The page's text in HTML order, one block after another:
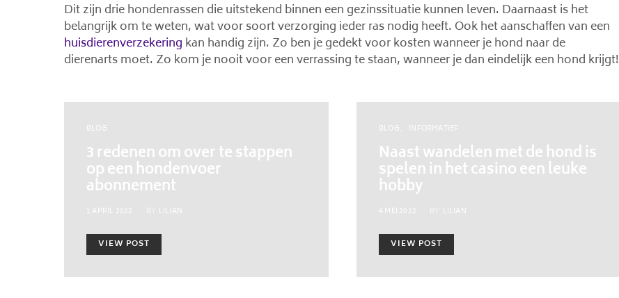
Dit zijn drie hondenrassen die uitstekend binnen een gezinssituatie kunnen leven. Daarnaast is het
belangrijk om te weten, wat voor soort verzorging ieder ras nodig heeft. Ook het aanschaffen van een
huisdierenverzekering kan handig zijn. Zo ben je gedekt voor kosten wanneer je hond naar de
dierenarts moet. Zo kom je nooit voor een verrassing te staan, wanneer je dan eindelijk een hond krijgt!
BLOG
3 redenen om over te stappen
op een hondenvoer
abonnement
POSTED
1 APRIL 2022 LILIAN
VIEW POST
BLOG INFORMATIEF
Naast wandelen met de hond is
spelen in het casino een leuke
hobby
POSTED
4 MEI 2022 LILIAN
VIEW POST